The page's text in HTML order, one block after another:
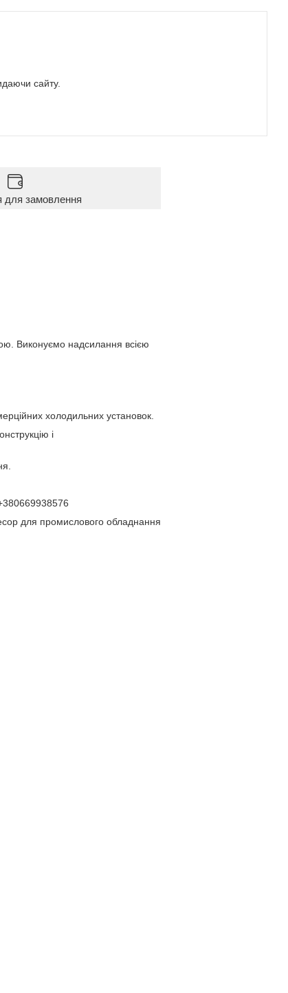
сайту.
для замовлення
Виконуємо надсилання всією
холодильних установок.
і
для промислового обладнання